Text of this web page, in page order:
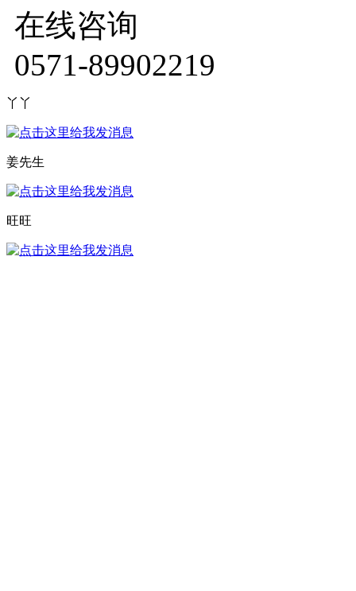
在线咨询
0571-89902219
丫丫
姜先生
旺旺